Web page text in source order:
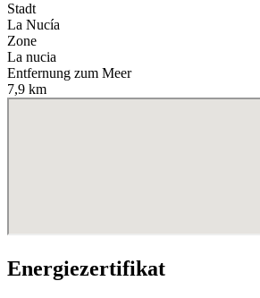
Stadt
La Nucía
Zone
La nucia
Entfernung zum Meer
7,9 km
Energiezertifikat